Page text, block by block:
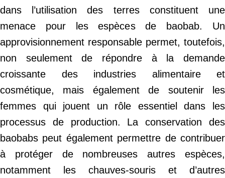
dans l’utilisation des terres constituent une
menace pour les espèces de baobab. Un
approvisionnement responsable permet, toutefois,
non seulement de répondre à la demande
croissante des industries alimentaire et
cosmétique, mais également de soutenir les
femmes qui jouent un rôle essentiel dans les
processus de production. La conservation des
baobabs peut également permettre de contribuer
à protéger de nombreuses autres espèces,
notamment les chauves-souris et d’autres